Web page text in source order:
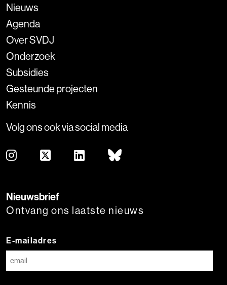
Nieuws
Agenda
Over SVDJ
Onderzoek
Subsidies
Gesteunde projecten
Kennis
Volg ons ook via social media
Nieuwsbrief
Ontvang ons laatste nieuws
E-mailadres